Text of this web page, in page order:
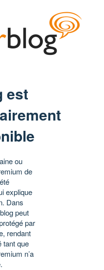
est
ou
de
explique
Dans
peut
par
rendant
tant que
n’a